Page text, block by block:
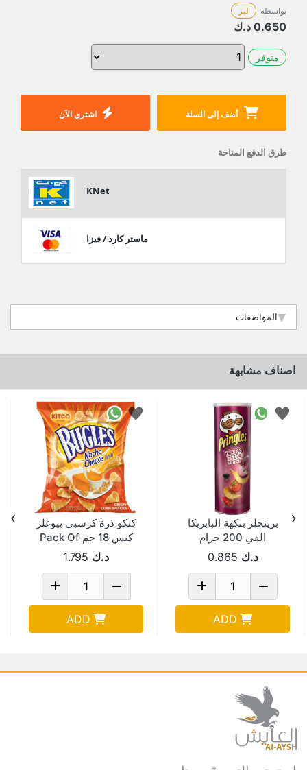
بواسطة ليز
0.650 د.ك
متوفر
أضف إلى السلة اشتري الآن
طرق الدفع المتاحة
KNet
ماستر كارد / فيزا
المواصفات
اصناف مشابهة
برينجلز بنكهة البابريكا
الفي 200 جرام
د.ك 0.865
ADD
كتكو ذرة كرسبي بيوغلز
كيس 18 جم Pack Of
20 د.ك 1.795
ADD
‹
›